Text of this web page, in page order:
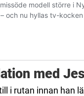
med
i rutan innan han